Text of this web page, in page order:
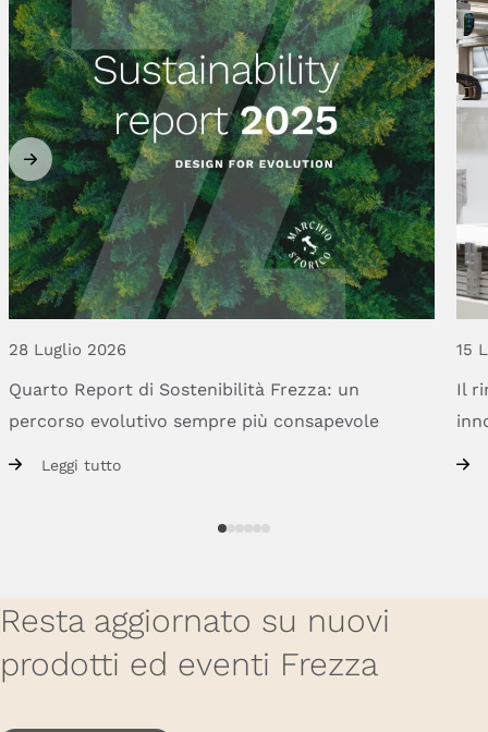
28 Luglio 2026
Quarto Report di Sostenibilità Frezza: un
percorso evolutivo sempre più consapevole
Leggi tutto
15
Il
Resta aggiornato su nuovi
prodotti ed eventi Frezza